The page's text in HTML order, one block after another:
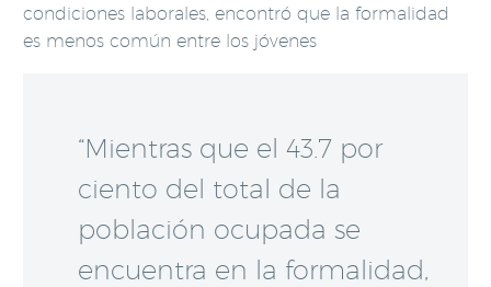
condiciones laborales, encontró que la formalidad
es menos común entre los jóvenes
“Mientras que el 43.7 por
ciento del total de la
población ocupada se
encuentra en la formalidad,